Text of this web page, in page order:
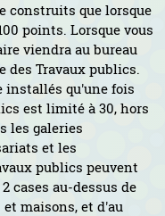
construits que lorsque
points. Lorsque vous
viendra au bureau
des Travaux publics.
installés qu'une fois
est limité à 30, hors
les galeries
et les
publics peuvent
cases au-dessus de
maisons, et d'au